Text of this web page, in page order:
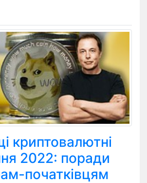
криптовалютні
2022: поради
початківцям